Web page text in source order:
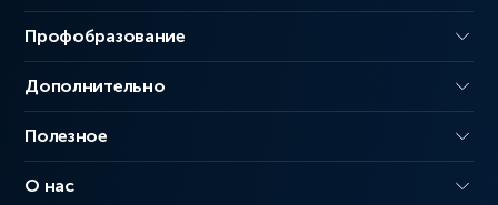
Профобразование
Дополнительно
Полезное
О нас